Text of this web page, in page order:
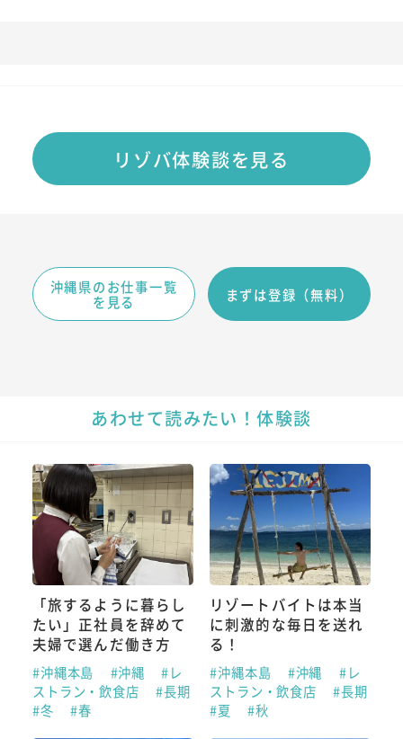
リゾバ体験談を見る
沖縄県のお仕事一覧
を見る
まずは登録（無料）
あわせて読みたい！体験談
「旅するように暮らし
たい」正社員を辞めて
夫婦で選んだ働き方
#沖縄本島 #沖縄
#レ
ストラン・飲食店
#長期
#冬
#春
リゾートバイトは本当
に刺激的な毎日を送れ
る！
#沖縄本島 #沖縄
#レ
ストラン・飲食店
#長期
#夏
#秋